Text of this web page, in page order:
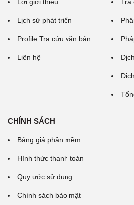
Lời giới thiệu
Lịch sử phát triển
Profile Tra cứu văn bản
Liên hệ
Tra
CHÍNH SÁCH
Bảng giá phần mềm
Hình thức thanh toán
Quy ước sử dụng
Chính sách bảo mật